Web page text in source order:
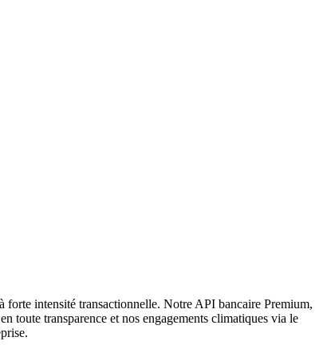
forte intensité transactionnelle. Notre API bancaire Premium,
toute transparence et nos engagements climatiques via le